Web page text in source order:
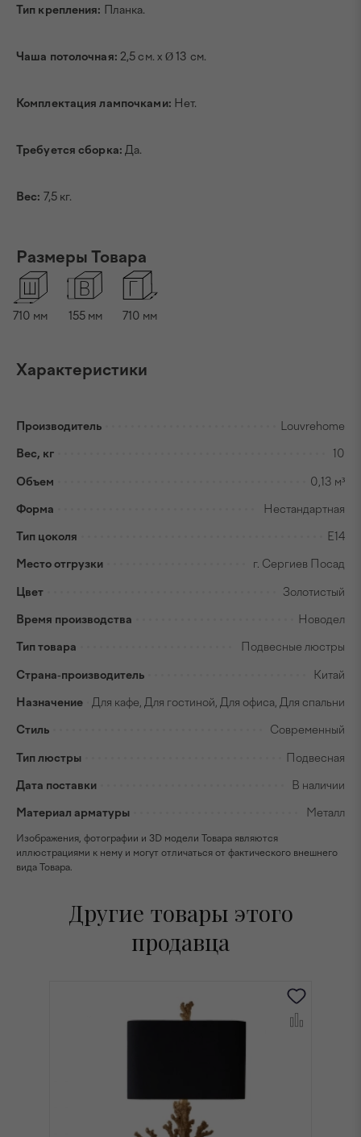
Тип крепления: Планка.
Чаша потолочная: 2,5 см. х Ø 13 см.
Комплектация лампочками: Нет.
Требуется сборка:Да.
Вес: 7,5 кг.
Размеры Товара
710 мм 155мм 710 мм
Характеристики
Производитель Louvrehome
Вес, кг 10
Объем 0,13 м³
Форма Нестандартная
Тип цоколя E14
Место отгрузки г. Сергиев Посад
Цвет Золотистый
Время производства Новодел
Тип товара Подвесные люстры
Страна-производитель Китай
Назначение Для кафе, Для гостиной, Для офиса, Для спальни
Стиль Современный
Тип люстры Подвесная
Дата поставки В наличии
Материал арматуры Металл
Изображения, фотографии и 3D модели Товара являются
иллюстрациями к нему и могут отличаться от фактического внешнего
вида Товара.
Другие товары этого
продавца